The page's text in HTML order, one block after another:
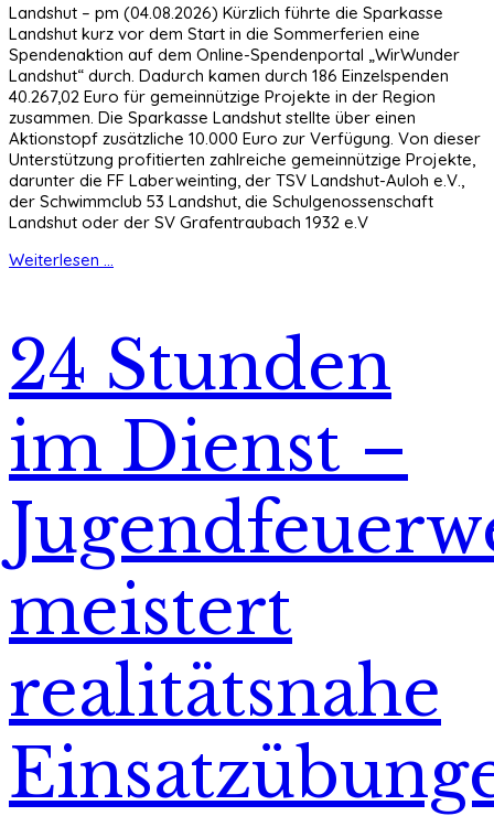
Landshut – pm (04.08.2026) Kürzlich führte die Sparkasse
Landshut kurz vor dem Start in die Sommerferien eine
Spendenaktion auf dem Online-Spendenportal „WirWunder
Landshut“ durch. Dadurch kamen durch 186 Einzelspenden
40.267,02 Euro für gemeinnützige Projekte in der Region
zusammen. Die Sparkasse Landshut stellte über einen
Aktionstopf zusätzliche 10.000 Euro zur Verfügung. Von dieser
Unterstützung profitierten zahlreiche gemeinnützige Projekte,
darunter die FF Laberweinting, der TSV Landshut-Auloh e.V.,
der Schwimmclub 53 Landshut, die Schulgenossenschaft
Landshut oder der SV Grafentraubach 1932 e.V
Weiterlesen ...
24 Stunden
im Dienst –
meistert
realitätsnahe